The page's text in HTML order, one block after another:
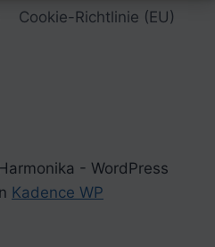
Cookie-Richtlinie (EU)
- WordPress
Kadence WP